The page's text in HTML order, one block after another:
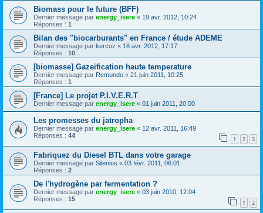
Biomass pour le future (BFF)
Dernier message par energy_isere « 19 avr. 2012, 10:24
Réponses : 1
Bilan des "biocarburants" en France / étude ADEME
Dernier message par kercoz « 18 avr. 2012, 17:17
Réponses : 10
[biomasse] Gazeification haute temperature
Dernier message par Remundo « 21 juin 2011, 10:25
Réponses : 1
[France] Le projet P.I.V.E.R.T
Dernier message par energy_isere « 01 juin 2011, 20:00
Les promesses du jatropha
Dernier message par energy_isere « 12 avr. 2011, 16:49
Réponses : 44 1 2 3
Fabriquez du Diesel BTL dans votre garage
Dernier message par Silenius « 03 févr. 2011, 06:01
Réponses : 2
De l'hydrogène par fermentation ?
Dernier message par energy_isere « 03 juin 2010, 12:04
Réponses : 15 1 2